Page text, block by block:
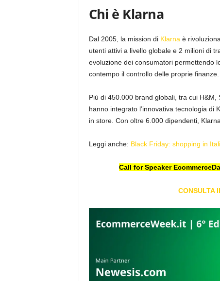
Chi è Klarna
Dal 2005, la mission di Klarna è
utenti attivi a livello globale e 2 milioni di
evoluzione dei consumatori permettendo
contempo il controllo delle proprie finanze.
Più di 450.000 brand globali, tra cui H&M,
hanno integrato l’innovativa tecnologia di
in store. Con oltre 6.000 dipendenti,
Leggi anche: Black Friday: shopping in
Call for Speaker
CONSULTA